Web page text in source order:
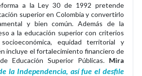
a la Ley 30 de 1992 pretende
superior en Colombia y convertirlo
y bien común. Además de la
a la educación superior con criterios
equidad territorial y
incluye el fortalecimiento financiero de
Educación Superior Públicas. Mira
la Independencia, así fue el desfile